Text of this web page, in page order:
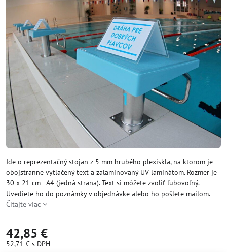
Ide o reprezentačný stojan z 5 mm hrubého plexiskla, na ktorom je
obojstranne vytlačený text a zalaminovaný UV laminátom. Rozmer je
30 x 21 cm - A4 (jedná strana). Text si môžete zvoliť ľubovoľný.
Uvediete ho do poznámky v objednávke alebo ho pošlete mailom.
Čítajte viac
42,85 €
52,71 € s DPH